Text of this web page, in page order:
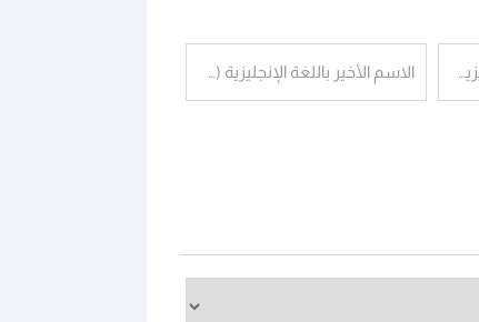
الاسم الأوسط باللغة الإنجليزية (اختياري) الاسم الأخير باللغة الإنجليزية (كما في جواز السفر)